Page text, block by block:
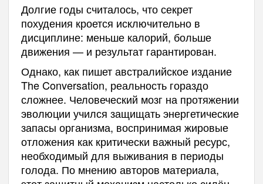
Долгие годы считалось, что секрет
похудения кроется исключительно в
дисциплине: меньше калорий, больше
движения — и результат гарантирован.
Однако, как пишет австралийское издание
The Conversation, реальность гораздо
сложнее. Человеческий мозг на протяжении
эволюции учился защищать энергетические
запасы организма, воспринимая жировые
отложения как критически важный ресурс,
необходимый для выживания в периоды
голода. По мнению авторов материала,